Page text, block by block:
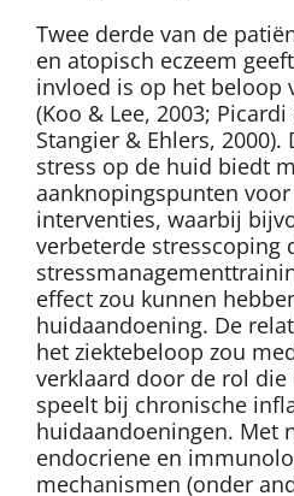
Twee derde van de
en atopisch eczeem
invloed is op het beloop
(Koo & Lee, 2003;
Stangier & Ehlers, 2000).
stress op de huid biedt
aanknopingspunten
interventies, waarbij
verbeterde stresscoping
effect zou kunnen
huidaandoening. De
het ziektebeloop zou
verklaard door de rol
speelt bij chronische
huidaandoeningen. Met
endocriene en
mechanismen (onder